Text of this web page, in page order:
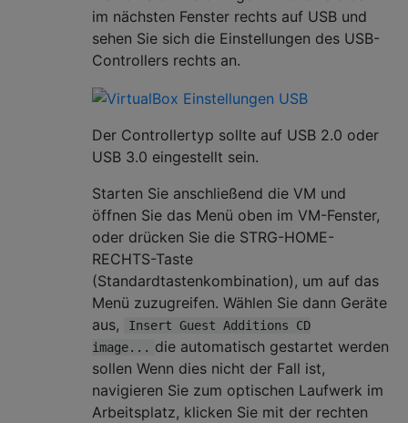
im nächsten Fenster rechts auf USB und
sehen Sie sich die Einstellungen des USB-
Controllers rechts an.
Der Controllertyp sollte auf USB 2.0 oder
USB 3.0 eingestellt sein.
Starten Sie anschließend die VM und
öffnen Sie das Menü oben im VM-Fenster,
oder drücken Sie die STRG-HOME-
RECHTS-Taste
(Standardtastenkombination), um auf das
Menü zuzugreifen. Wählen Sie dann Geräte
aus,
Insert Guest Additions CD
image... die automatisch gestartet werden
sollen Wenn dies nicht der Fall ist,
navigieren Sie zum optischen Laufwerk im
Arbeitsplatz, klicken Sie mit der rechten